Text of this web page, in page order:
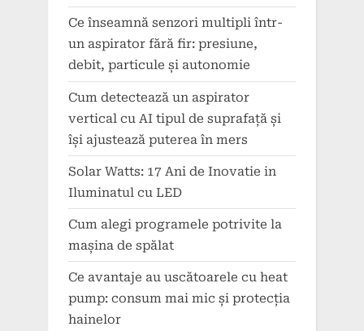
Ce înseamnă senzori multipli într-
un aspirator fără fir: presiune,
debit, particule și autonomie
Cum detectează un aspirator
vertical cu AI tipul de suprafață și
își ajustează puterea în mers
Solar Watts: 17 Ani de Inovatie in
Iluminatul cu LED
Cum alegi programele potrivite la
mașina de spălat
Ce avantaje au uscătoarele cu heat
pump: consum mai mic și protecția
hainelor